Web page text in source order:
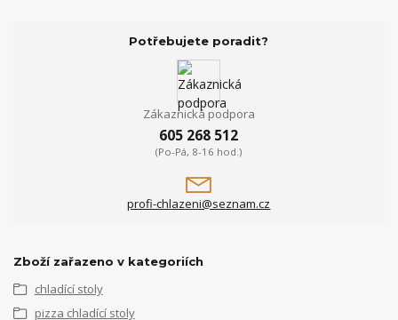
Potřebujete poradit?
Zákaznická podpora
605 268 512
(Po-Pá, 8-16 hod.)
profi-chlazeni@seznam.cz
Zboží zařazeno v kategoriích
chladící stoly
pizza chladící stoly